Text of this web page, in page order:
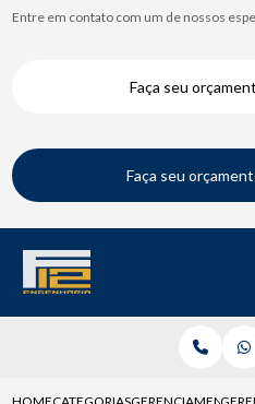
Entre em contato com um de nossos
Faça seu
Faça seu